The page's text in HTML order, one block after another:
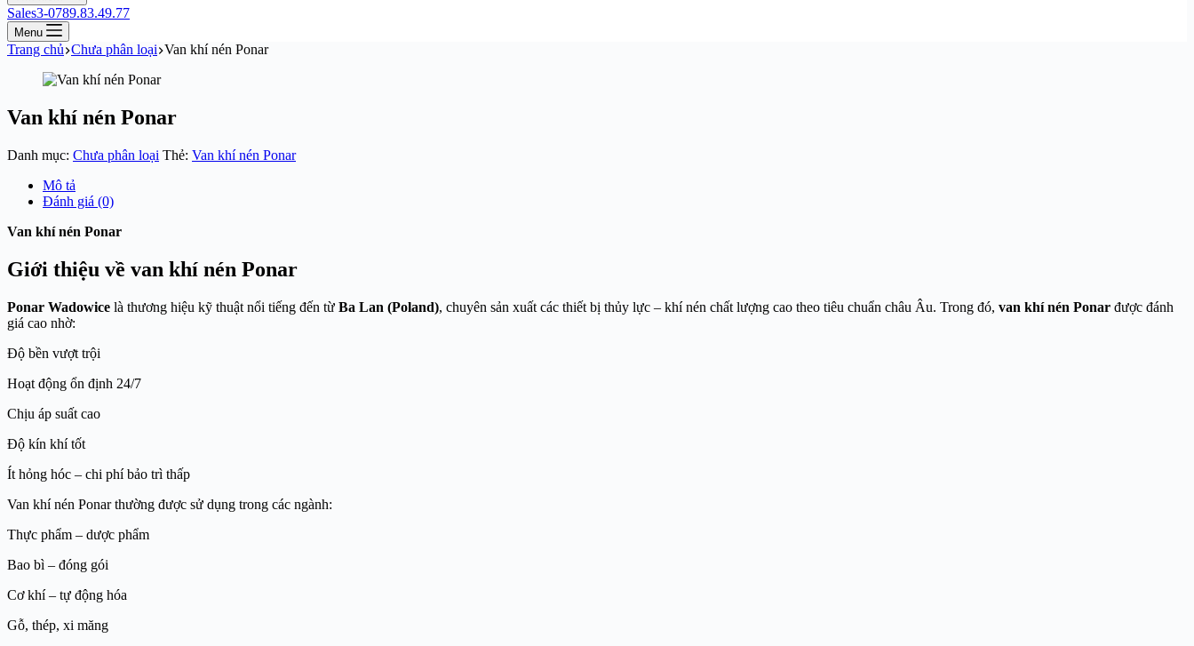
Sales3-0789.83.49.77
Menu
Trang chủ Chưa phân loại Van khí nén Ponar
Van khí nén Ponar
Danh mục: Chưa phân loại Thẻ: Van khí nén Ponar
Mô tả
Đánh giá (0)
Van khí nén Ponar
Giới thiệu về van khí nén Ponar
Ponar Wadowice là thương hiệu kỹ thuật nổi tiếng đến từ Ba Lan (Poland), chuyên sản xuất các thiết bị thủy lực – khí nén chất lượng cao theo tiêu chuẩn châu Âu. Trong đó, van khí nén Ponar được đánh
giá cao nhờ:
Độ bền vượt trội
Hoạt động ổn định 24/7
Chịu áp suất cao
Độ kín khí tốt
Ít hỏng hóc – chi phí bảo trì thấp
Van khí nén Ponar thường được sử dụng trong các ngành:
Thực phẩm – dược phẩm
Bao bì – đóng gói
Cơ khí – tự động hóa
Gỗ, thép, xi măng